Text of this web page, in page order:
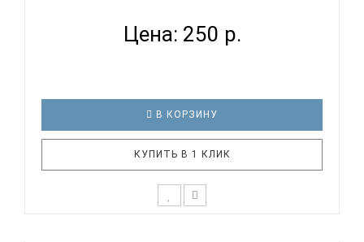
Цена: 250 р.
В КОРЗИНУ
КУПИТЬ В 1 КЛИК